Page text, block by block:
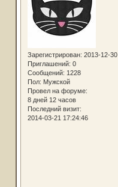
Зарегистрирован: 2013-12-30
Приглашений: 0
Сообщений: 1228
Пол: Мужской
Провел на форуме:
8 дней 12 часов
Последний визит:
2014-03-21 17:24:46